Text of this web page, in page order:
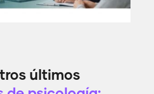
últimos